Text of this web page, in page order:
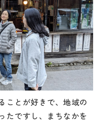
ことが好きで、地域の
たですし、まちなかを